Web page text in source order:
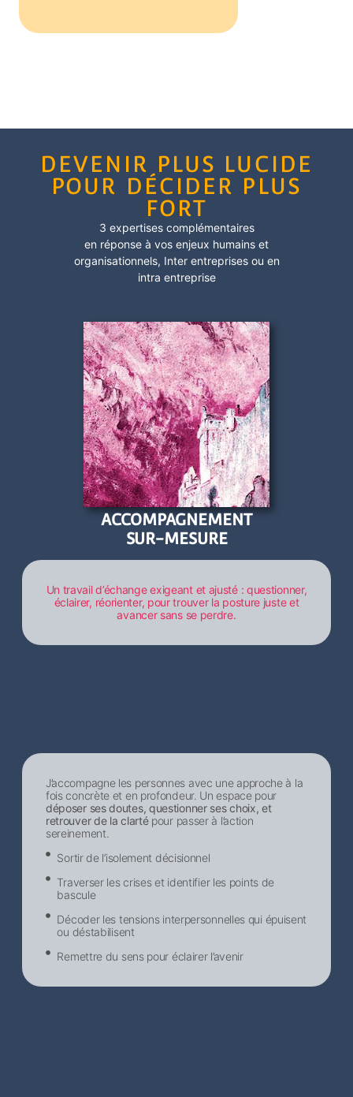
DEVENIR PLUS LUCIDE
POUR DÉCIDER PLUS
FORT
3 expertises complémentaires
en réponse à vos enjeux humains et
organisationnels, Inter entreprisesou en
intra entreprise
ACCOMPAGNEMENT
SUR-MESURE
Un travail d’échange exigeant et ajusté : questionner,
éclairer, réorienter, pour trouver la posture juste et
avancer sans se perdre.
J’accompagne les personnes avec une approche à la
fois concrète et en profondeur. Un espace pour
déposer ses doutes, questionner ses choix, et
retrouver de la clartépour passer à l’action
sereinement.
Sortir de l’isolement décisionnel​
Traverser les crises et identifier les points de
bascule
Décoder les tensions interpersonnelles qui épuisent
ou déstabilisent
Remettre du sens pour éclairer l’avenir